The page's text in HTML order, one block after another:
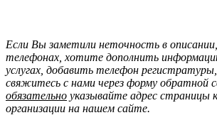
Если Вы заметили неточность в
телефонах, хотите дополнить
услугах, добавить телефон
свяжитесь с нами через форму обратной
обязательно указывайте адрес страницы
организации на нашем сайте.